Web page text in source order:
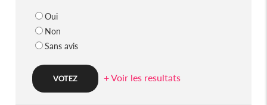
Oui
Non
Sans avis
+ Voir les resultats